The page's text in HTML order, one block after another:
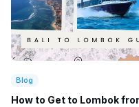
Blog
How to Get to Lombok